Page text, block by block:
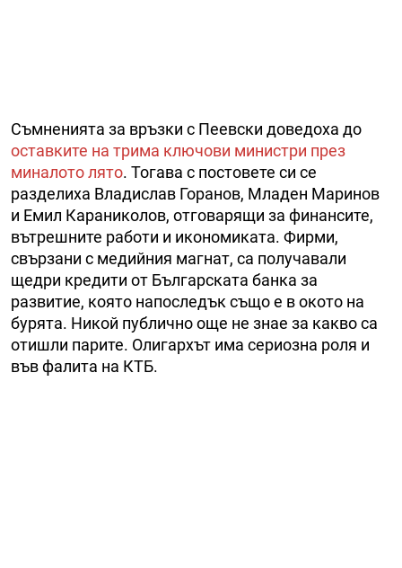
Съмненията за връзки с Пеевски доведоха до
оставките на трима ключови министри през
миналото лято. Тогава с постовете си се
разделиха Владислав Горанов, Младен Маринов
и Емил Караниколов, отговарящи за финансите,
вътрешните работи и икономиката. Фирми,
свързани с медийния магнат, са получавали
щедри кредити от Българската банка за
развитие, която напоследък също е в окото на
бурята. Никой публично още не знае за какво са
отишли парите. Олигархът има сериозна роля и
във фалита на КТБ.